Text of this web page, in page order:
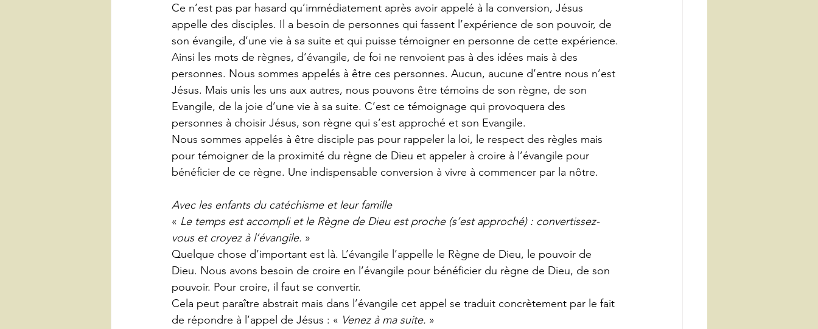
Ce n’est pas par hasard qu’immédiatement après avoir appelé à la conversion, Jésus
appelle des disciples. Il a besoin de personnes qui fassent l’expérience de son pouvoir, de
son évangile, d’une vie à sa suite et qui puisse témoigner en personne de cette expérience.
Ainsi les mots de règnes, d’évangile, de foi ne renvoient pas à des idées mais à des
personnes. Nous sommes appelés à être ces personnes. Aucun, aucune d’entre nous n’est
Jésus. Mais unis les uns aux autres, nous pouvons être témoins de son règne, de son
Evangile, de la joie d’une vie à sa suite. C’est ce témoignage qui provoquera des
personnes à choisir Jésus, son règne qui s’est approché et son Evangile.
Nous sommes appelés à être disciple pas pour rappeler la loi, le respect des règles mais
pour témoigner de la proximité du règne de Dieu et appeler à croire à l’évangile pour
bénéficier de ce règne. Une indispensable conversion à vivre à commencer par la nôtre.
Avec les enfants du catéchisme et leur famille
« Le temps est accompli et le Règne de Dieu est proche (s’est approché) : convertissez-
vous et croyez à l’évangile. »
Quelque chose d’important est là. L’évangile l’appelle le Règne de Dieu, le pouvoir de
Dieu. Nous avons besoin de croire en l’évangile pour bénéficier du règne de Dieu, de son
pouvoir. Pour croire, il faut se convertir.
Cela peut paraître abstrait mais dans l’évangile cet appel se traduit concrètement par le fait
de répondre à l’appel de Jésus : « Venez à ma suite. »